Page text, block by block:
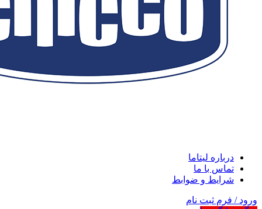
درباره لیتاما
تماس با ما
شرایط و ضوابط
ورود / فرم ثبت نام